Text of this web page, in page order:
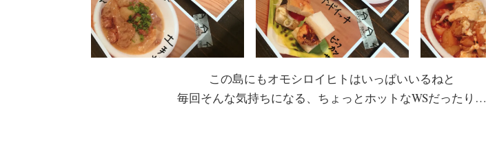
この島にもオモシロイヒトはいっぱいいるねと
毎回そんな気持ちになる、ちょっとホットなWSだったり…